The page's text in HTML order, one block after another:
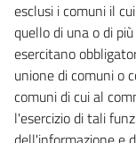
Allegato 2
Allegato 2
Allegato 3
Allegato 3
Tabella
esclusi i comuni il
quello di una o di
esercitano
unione di comuni o
comuni di cui al
l'esercizio di tali